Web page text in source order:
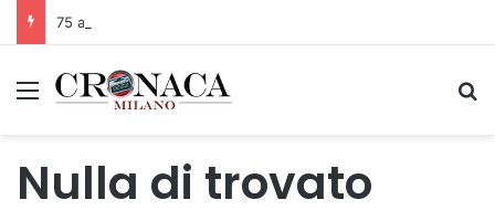
Menu
Nulla di trovato